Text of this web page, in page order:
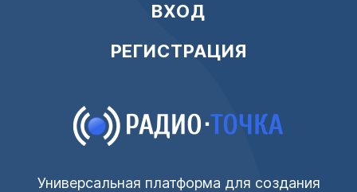
ВХОД
РЕГИСТРАЦИЯ
Универсальная платформа для создания